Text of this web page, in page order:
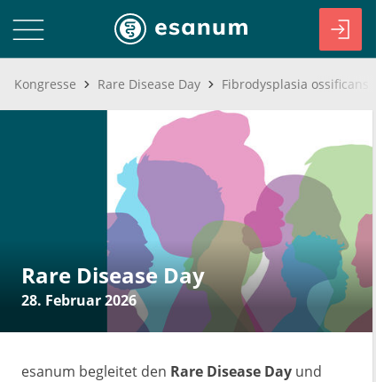
Kongresse Rare Disease Day Fibrodysplasia ossificans
Rare Disease Day
28. Februar 2026
esanum begleitet den Rare Disease Day und